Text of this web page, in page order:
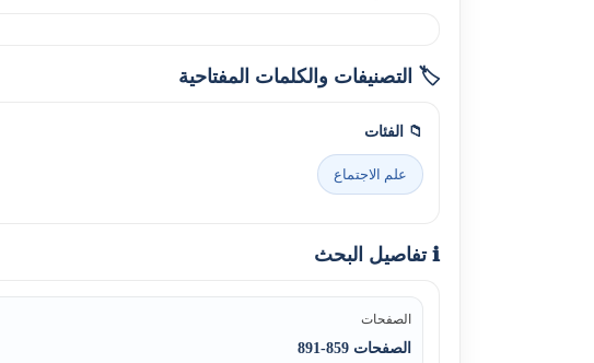
🏷️ التصنيفات والكلمات المفتاحية
📁 الفئات
علم الاجتماع
ℹ️ تفاصيل البحث
الصفحات
الصفحات 859-891